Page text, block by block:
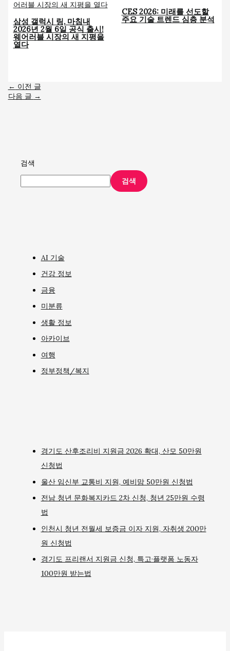
삼성 갤럭시 링, 마침내
2026년 2월 6일 공식 출시!
웨어러블 시장의 새 지평을
열다
CES 2026: 미래를 선도할
주요 기술 트렌드 심층 분석
← 이전 글
다음 글 →
검색
검색
AI 기술
건강 정보
금융
미분류
생활 정보
아카이브
여행
정부정책/복지
경기도 산후조리비 지원금 2026 확대, 산모 50만원
신청법
울산 임신부 교통비 지원, 예비맘 50만원 신청법
전남 청년 문화복지카드 2차 신청, 청년 25만원 수령
법
인천시 청년 전월세 보증금 이자 지원, 자취생 200만
원 신청법
경기도 프리랜서 지원금 신청, 특고·플랫폼 노동자
100만원 받는법